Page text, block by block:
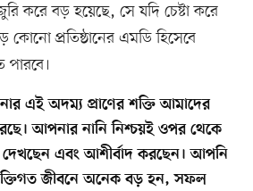
করে বড় হয়েছে, সে যদি চেষ্টা করে
প্রতিষ্ঠানের এমডি হিসেবে
পারবে।
এই অদম্য প্রাণের শক্তি আমাদের
আপনার নানি নিশ্চয়ই ওপর থেকে
এবং আশীর্বাদ করছেন। আপনি
জীবনে অনেক বড় হন, সফল